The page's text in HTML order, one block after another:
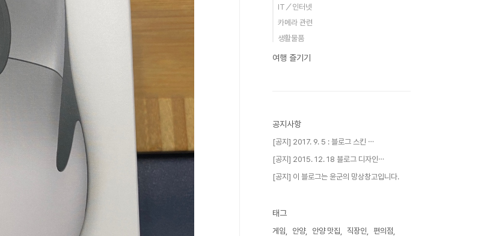
IT／인터넷
카메라 관련
생활물품
여행 즐기기
공지사항
[공지] 2017. 9. 5 : 블로그 스킨 ⋯
[공지] 2015. 12. 18 블로그 디자인⋯
[공지] 이 블로그는 윤군의 망상창고입니다.
태그
게임 안양 안양 맛집 직장인
편의점